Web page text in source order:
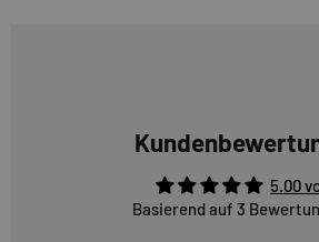
5.00
Basierend auf 3